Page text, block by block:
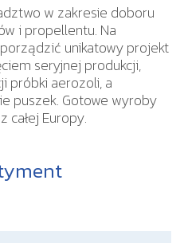
w zakresie doboru
i propellentu. Na
unikatowy projekt
seryjnej produkcji,
próbki aerozoli, a
puszek. Gotowe wyroby
Europy.